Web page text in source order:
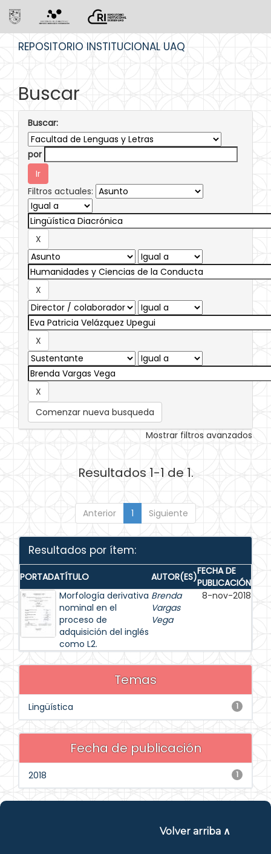
REPOSITORIO INSTITUCIONAL UAQ
Buscar
Buscar:
por
Filtros actuales:
Comenzar nueva busqueda
Mostrar filtros avanzados
Resultados 1-1 de 1.
Anterior 1 Siguiente
Resultados por ítem:
PORTADATÍTULO AUTOR(ES)FECHA DE
PUBLICACIÓN
Morfología derivativa
nominal en el
proceso de
adquisición del inglés
como L2.
Brenda
Vargas
Vega
8-nov-2018
Temas
1
Lingüística
Fecha de publicación
1
2018
Volver arriba ∧